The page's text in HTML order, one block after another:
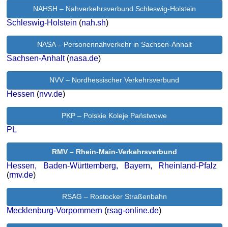
NAHSH – Nahverkehrsverbund Schleswig-Holstein
Schleswig-Holstein (nah.sh)
NASA – Personennahverkehr in Sachsen-Anhalt
Sachsen-Anhalt(nasa.de)
NVV – Nordhessischer Verkehrsverbund
Hessen (nvv.de)
PKP – Polskie Koleje Państwowe
PL
RMV – Rhein-Main-Verkehrsverbund
Hessen, Baden-Württemberg, Bayern, Rheinland-Pfalz
(rmv.de)
RSAG – Rostocker Straßenbahn
Mecklenburg-Vorpommern (rsag-online.de)